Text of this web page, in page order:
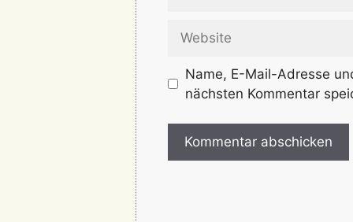
Name, E-Mail-Adresse
nächsten Kommentar